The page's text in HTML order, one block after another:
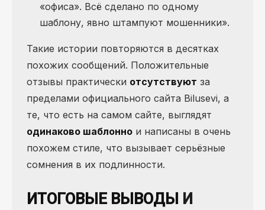
«офиса». Всё сделано по одному
шаблону, явно штампуют мошенники».
Такие истории повторяются в десятках
похожих сообщений. Положительные
отзывы практически отсутствуют за
пределами официального сайта Bilusevi, а
те, что есть на самом сайте, выглядят
одинаково шаблонно и написаны в очень
похожем стиле, что вызывает серьёзные
сомнения в их подлинности.
ИТОГОВЫЕ ВЫВОДЫ
И